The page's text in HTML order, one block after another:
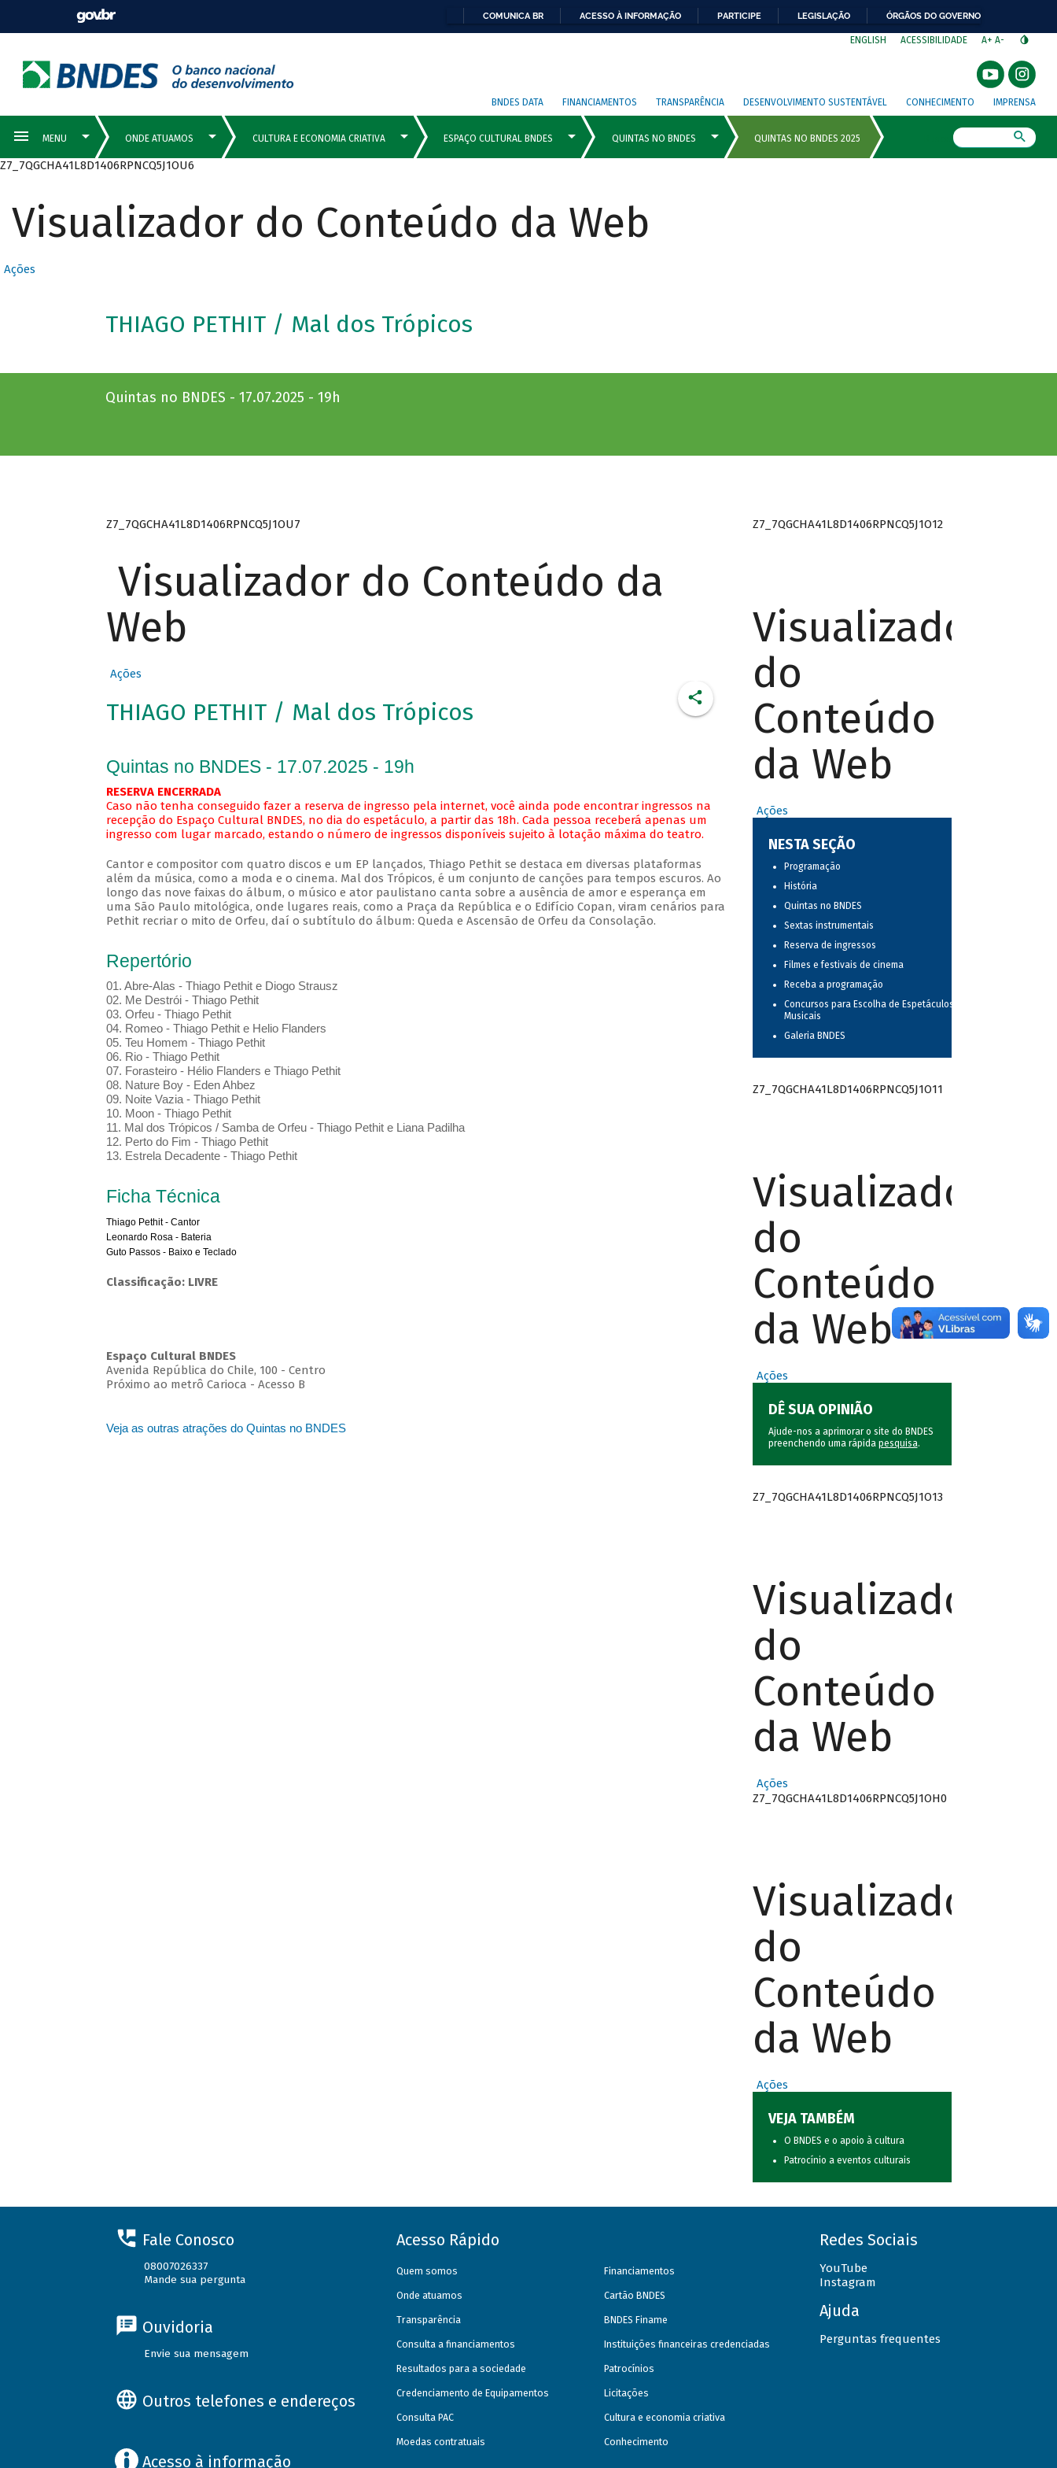
COMUNICA BR ACESSO À INFORMAÇÃO PARTICIPE LEGISLAÇÃO ÓRGÃOS DO GOVERNO
ENGLISH ACESSIBILIDADE A+ A-
BNDES DATA FINANCIAMENTOS TRANSPARÊNCIA DESENVOLVIMENTO SUSTENTÁVEL CONHECIMENTO IMPRENSA
Z7_7QGCHA41L8D1406RPNCQ5J1OU6
Visualizador do Conteúdo da Web
Ações
THIAGO PETHIT / Mal dos Trópicos
Quintas no BNDES - 17.07.2025 - 19h
Z7_7QGCHA41L8D1406RPNCQ5J1OU7
Visualizador do Conteúdo da
Web
Ações
THIAGO PETHIT / Mal dos Trópicos
Quintas no BNDES - 17.07.2025 - 19h
RESERVA ENCERRADA
Caso não tenha conseguido fazer a reserva de ingresso pela internet, você ainda pode encontrar ingressos na
recepção do Espaço Cultural BNDES, no dia do espetáculo, a partir das 18h. Cada pessoa receberá apenas um
ingresso com lugar marcado, estando o número de ingressos disponíveis sujeito à lotação máxima do teatro.
Cantor e compositor com quatro discos e um EP lançados, Thiago Pethit se destaca em diversas plataformas
além da música, como a moda e o cinema. Mal dos Trópicos, é um conjunto de canções para tempos escuros. Ao
longo das nove faixas do álbum, o músico e ator paulistano canta sobre a ausência de amor e esperança em
uma São Paulo mitológica, onde lugares reais, como a Praça da República e o Edifício Copan, viram cenários para
Pethit recriar o mito de Orfeu, daí o subtítulo do álbum: Queda e Ascensão de Orfeu da Consolação.
Repertório
01. Abre-Alas - Thiago Pethit e Diogo Strausz
02. Me Destrói - Thiago Pethit
03. Orfeu - Thiago Pethit
04. Romeo - Thiago Pethit e Helio Flanders
05. Teu Homem - Thiago Pethit
06. Rio - Thiago Pethit
07. Forasteiro - Hélio Flanders e Thiago Pethit
08. Nature Boy - Eden Ahbez
09. Noite Vazia - Thiago Pethit
10. Moon - Thiago Pethit
11. Mal dos Trópicos / Samba de Orfeu - Thiago Pethit e Liana Padilha
12. Perto do Fim - Thiago Pethit
13. Estrela Decadente - Thiago Pethit
Ficha Técnica
Thiago Pethit - Cantor
Leonardo Rosa - Bateria
Guto Passos - Baixo e Teclado
Classificação: LIVRE
Espaço Cultural BNDES
Avenida República do Chile, 100 - Centro
Próximo ao metrô Carioca - Acesso B
Veja as outras atrações do Quintas no BNDES
Z7_7QGCHA41L8D1406RPNCQ5J1O12
Visualizador
do
Conteúdo
da Web
Ações
NESTA SEÇÃO
Programação
História
Quintas no BNDES
Sextas instrumentais
Reserva de ingressos
Filmes e festivais de cinema
Receba a programação
Concursos para Escolha de Espetáculos
Musicais
Galeria BNDES
Z7_7QGCHA41L8D1406RPNCQ5J1O11
Visualizador
do
Conteúdo
da Web
Ações
DÊ SUA OPINIÃO
Ajude-nos a aprimorar o site do BNDES
preenchendo uma rápida pesquisa.
Z7_7QGCHA41L8D1406RPNCQ5J1O13
Visualizador
do
Conteúdo
da Web
Ações
Z7_7QGCHA41L8D1406RPNCQ5J1OH0
Visualizador
do
Conteúdo
da Web
Ações
VEJA TAMBÉM
O BNDES e o apoio à cultura
Patrocínio a eventos culturais
Fale Conosco
08007026337
Mande sua pergunta
Ouvidoria
Envie sua mensagem
Outros telefones e endereços
Acesso à informação
Acesso Rápido
Quem somos
Onde atuamos
Transparência
Consulta a financiamentos
Resultados para a sociedade
Credenciamento de Equipamentos
Consulta PAC
Moedas contratuais
Financiamentos
Cartão BNDES
BNDES Finame
Instituições financeiras credenciadas
Patrocínios
Licitações
Cultura e economia criativa
Conhecimento
Redes Sociais
YouTube
Instagram
Ajuda
Perguntas frequentes